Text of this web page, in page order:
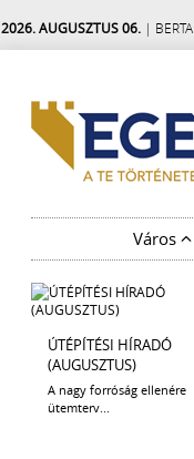
2026. AUGUSZTUS 06. | BERTA
Város
ÚTÉPÍTÉSI HÍRADÓ
(AUGUSZTUS)
A nagy forróság ellenére
ütemterv...